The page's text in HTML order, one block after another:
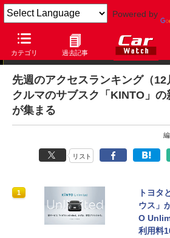
Powered by
カテゴリ 過去記事
アクセスランキング
先週のアクセスランキング（12
クルマのサブスク「KINTO」の
が集まる
リスト
1
トヨタ
ウス」
O
利用料